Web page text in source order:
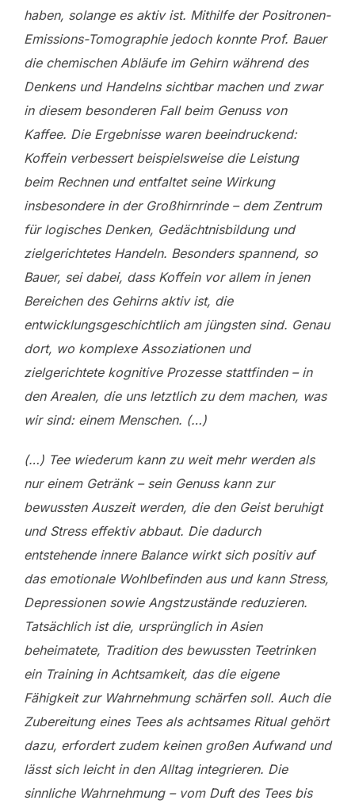
haben, solange es aktiv ist. Mithilfe der Positronen-
Emissions-Tomographie jedoch konnte Prof. Bauer
die chemischen Abläufe im Gehirn während des
Denkens und Handelns sichtbar machen und zwar
in diesem besonderen Fall beim Genuss von
Kaffee. Die Ergebnisse waren beeindruckend:
Koffein verbessert beispielsweise die Leistung
beim Rechnen und entfaltet seine Wirkung
insbesondere in der Großhirnrinde – dem Zentrum
für logisches Denken, Gedächtnisbildung und
zielgerichtetes Handeln. Besonders spannend, so
Bauer, sei dabei, dass Koffein vor allem in jenen
Bereichen des Gehirns aktiv ist, die
entwicklungsgeschichtlich am jüngsten sind. Genau
dort, wo komplexe Assoziationen und
zielgerichtete kognitive Prozesse stattfinden – in
den Arealen, die uns letztlich zu dem machen, was
wir sind: einem Menschen. (…)
(…) Tee wiederum kann zu weit mehr werden als
nur einem Getränk – sein Genuss kann zur
bewussten Auszeit werden, die den Geist beruhigt
und Stress effektiv abbaut. Die dadurch
entstehende innere Balance wirkt sich positiv auf
das emotionale Wohlbefinden aus und kann Stress,
Depressionen sowie Angstzustände reduzieren.
Tatsächlich ist die, ursprünglich in Asien
beheimatete, Tradition des bewussten Teetrinken
ein Training in Achtsamkeit, das die eigene
Fähigkeit zur Wahrnehmung schärfen soll. Auch die
Zubereitung eines Tees als achtsames Ritual gehört
dazu, erfordert zudem keinen großen Aufwand und
lässt sich leicht in den Alltag integrieren. Die
sinnliche Wahrnehmung – vom Duft des Tees bis